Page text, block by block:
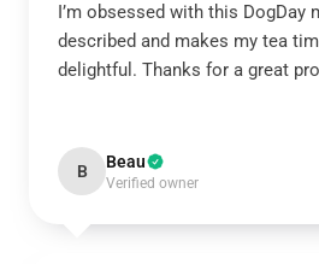
I’m obsessed with this DogDay
described and makes my tea
delightful. Thanks for a great
B Beau
Verified owner